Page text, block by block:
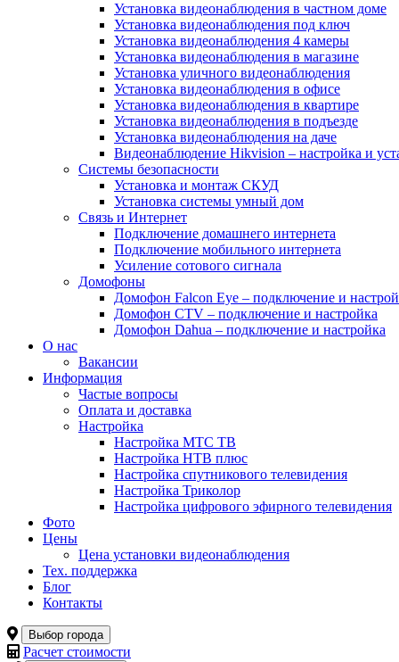
Установка видеонаблюдения в частном доме
Установка видеонаблюдения под ключ
Установка видеонаблюдения 4 камеры
Установка видеонаблюдения в магазине
Установка уличного видеонаблюдения
Установка видеонаблюдения в офисе
Установка видеонаблюдения в квартире
Установка видеонаблюдения в подъезде
Установка видеонаблюдения на даче
Видеонаблюдение Hikvision – настройка и
Системы безопасности
Установка и монтаж СКУД
Установка системы умный дом
Связь и Интернет
Подключение домашнего интернета
Подключение мобильного интернета
Усиление сотового сигнала
Домофоны
Домофон Falcon Eye – подключение и
Домофон CTV – подключение и настройка
Домофон Dahua – подключение и настройка
О нас
Вакансии
Информация
Частые вопросы
Оплата и доставка
Настройка
Настройка МТС ТВ
Настройка НТВ плюс
Настройка спутникового телевидения
Настройка Триколор
Настройка цифрового эфирного телевидения
Фото
Цены
Цена установки видеонаблюдения
Тех. поддержка
Блог
Контакты
Выбор города
Расчет стоимости